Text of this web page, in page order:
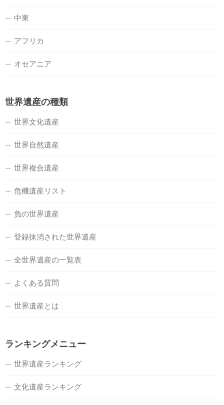
中東
アフリカ
オセアニア
世界遺産の種類
世界文化遺産
世界自然遺産
世界複合遺産
危機遺産リスト
負の世界遺産
登録抹消された世界遺産
全世界遺産の一覧表
よくある質問
世界遺産とは
ランキングメニュー
世界遺産ランキング
文化遺産ランキング